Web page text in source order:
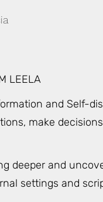
LEELA
and Self-
make
deeper and
settings and